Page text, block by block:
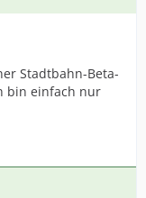
Stadtbahn-Beta-
bin einfach nur